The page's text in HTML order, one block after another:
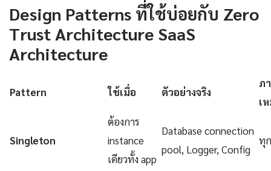
Design Patterns ที่ใช้บ่อยกับ Zero
Trust Architecture SaaS
Architecture
Pattern ใช้เมื่อ ตัวอย่างจริง
ภ
เ
Singleton
ต้องการ
instance
เดียวทั้ง app
Database connection
pool, Logger, Config
ทุ